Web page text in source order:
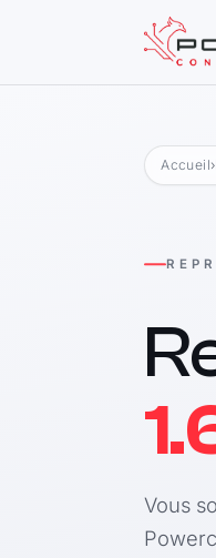
Accueil›
Vous